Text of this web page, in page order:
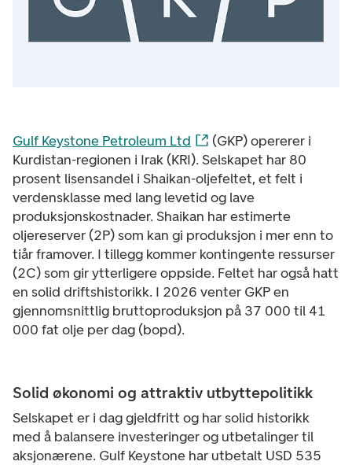
Gulf Keystone Petroleum Ltd
(GKP) opererer i
Kurdistan-regionen i Irak (KRI). Selskapet har 80
prosent lisensandel i Shaikan-oljefeltet, et felt i
verdensklasse med lang levetid og lave
produksjonskostnader. Shaikan har estimerte
oljereserver (2P) som kan gi produksjon i mer enn to
tiår framover. I tillegg kommer kontingente ressurser
(2C) som gir ytterligere oppside. Feltet har også hatt
en solid driftshistorikk. I 2026 venter GKP en
gjennomsnittlig bruttoproduksjon på 37 000 til 41
000 fat olje per dag (bopd).
Solid økonomi og attraktiv utbyttepolitikk
Selskapet er i dag gjeldfritt og har solid historikk
med å balansere investeringer og utbetalinger til
aksjonærene. Gulf Keystone har utbetalt USD 535